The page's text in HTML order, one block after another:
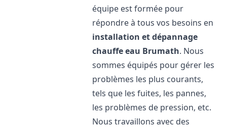
équipe est formée pour
répondre à tous vos besoins en
installation et dépannage
chauffe eau Brumath. Nous
sommes équipés pour gérer les
problèmes les plus courants,
tels que les fuites, les pannes,
les problèmes de pression, etc.
Nous travaillons avec des